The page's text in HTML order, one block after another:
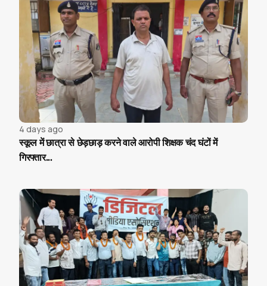
4 days ago
स्कूल में छात्रा से छेड़छाड़ करने वाले आरोपी शिक्षक चंद घंटों में
गिरफ्तार...